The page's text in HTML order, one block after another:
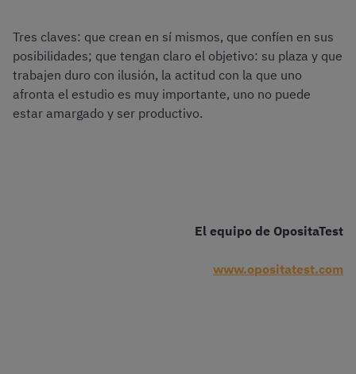
Tres claves: que crean en sí mismos, que confíen en sus
posibilidades; que tengan claro el objetivo: su plaza y que
trabajen duro con ilusión, la actitud con la que uno
afronta el estudio es muy importante, uno no puede
estar amargado y ser productivo.
El equipo de OpositaTest
www.opositatest.com